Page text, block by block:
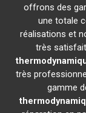
offrons des
une totale
réalisations et
très
très
gamme